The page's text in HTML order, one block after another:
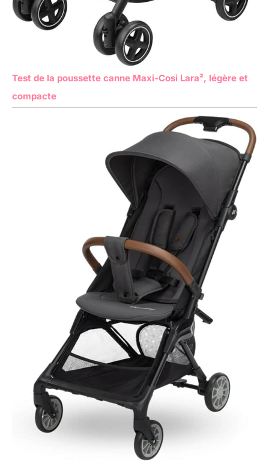
Test de la poussette canne Maxi-Cosi Lara², légère et
compacte